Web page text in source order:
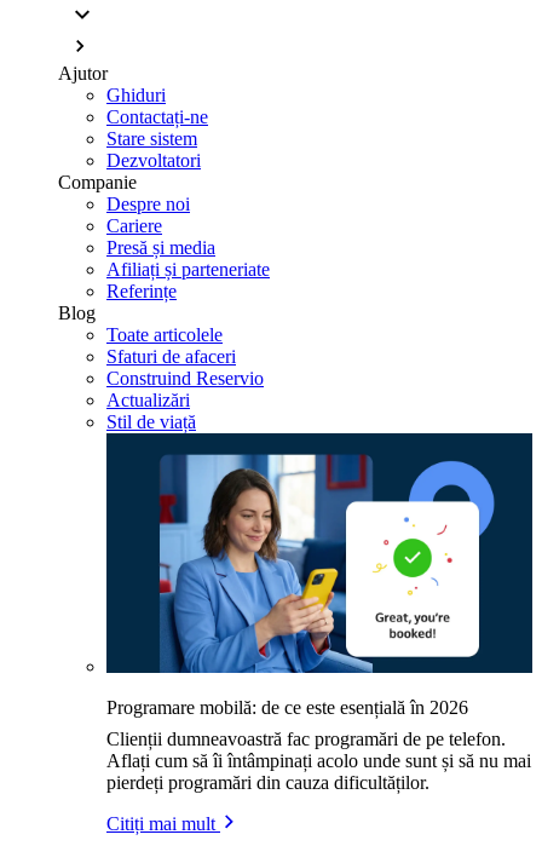
Ajutor
Ghiduri
Contactați-ne
Stare sistem
Dezvoltatori
Companie
Despre noi
Cariere
Presă și media
Afiliați și parteneriate
Referințe
Blog
Toate articolele
Sfaturi de afaceri
Construind Reservio
Actualizări
Stil de viață
Programare mobilă: de ce este esențială în 2026
Clienții dumneavoastră fac programări de pe telefon.
Aflați cum să îi întâmpinați acolo unde sunt și să nu mai
pierdeți programări din cauza dificultăților.
Citiți mai mult